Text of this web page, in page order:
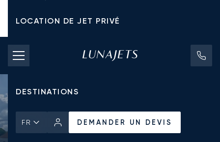
LOCATION DE JET PRIVÉ
TARIFS D'AFFRÈTEMENT
JETS PRIVÉS
DESTINATIONS
FR DEMANDER UN DEVIS